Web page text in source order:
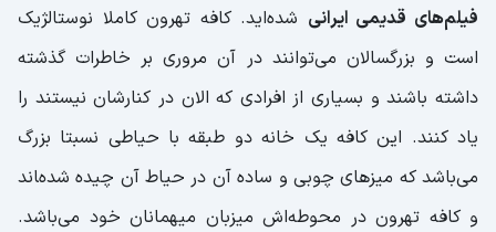
فیلم‌های قدیمی ایرانی شده‌اید. کافه تهرون کاملا نوستالژیک
است و بزرگسالان می‌توانند در آن مروری بر خاطرات گذشته
داشته باشند و بسیاری از افرادی که الان در کنارشان نیستند را
یاد کنند. این کافه یک خانه دو طبقه با حیاطی نسبتا بزرگ
می‌باشد که میزهای چوبی و ساده آن در حیاط آن چیده شده‌‍اند
و کافه تهرون در محوطه‌اش میزبان میهمانان خود می‌باشد.